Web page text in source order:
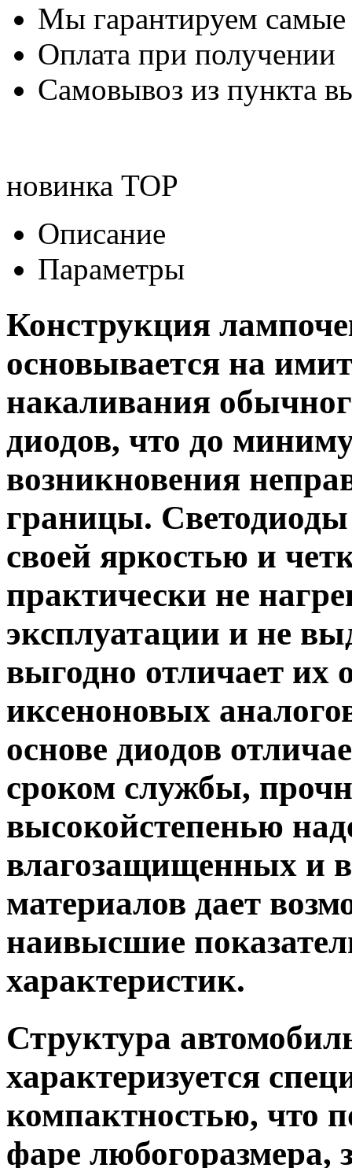
Мы гарантируем
Оплата при получении
Самовывоз из пункта
новинка TOP
Описание
Параметры
Конструкция
основывается на
накаливания
диодов, что до
возникновения
границы.
своей яркостью и
практически не
эксплуатации и не
выгодно отличает их
иксеноновых
основе диодов
сроком службы,
высокойстепенью
влагозащищенных и
материалов дает
наивысшие
характеристик.
Структура
характеризуется
компактностью, что
фаре